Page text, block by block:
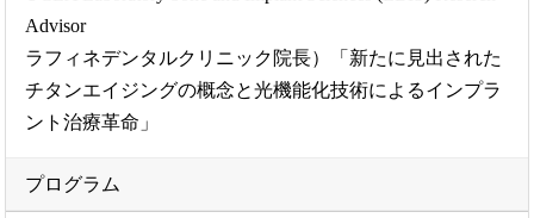
Advisor
ラフィネデンタルクリニック院長）「新たに見出された
チタンエイジングの概念と光機能化技術によるインプラ
ント治療革命」
プログラム